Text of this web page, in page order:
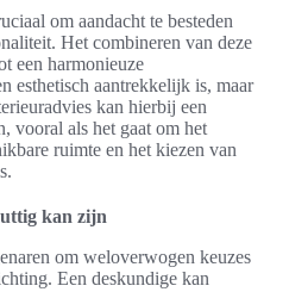
om aandacht te besteden
Het combineren van deze
een harmonieuze
esthetisch aantrekkelijk is, maar
kan hierbij een
vooral als het gaat om het
ruimte en het kiezen van
kan zijn
om weloverwogen keuzes
Een deskundige kan